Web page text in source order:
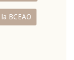
BCEAO